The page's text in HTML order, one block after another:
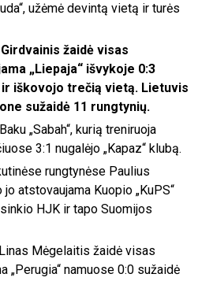
užėmė devintą vietą ir turės
žaidė visas
„Liepaja“ išvykoje 0:3
ir iškovojo trečią vietą. Lietuvis
sužaidė 11 rungtynių.
„Sabah“, kurią treniruoja
3:1 nugalėjo „Kapaz“ klubą.
rungtynėse Paulius
atstovaujama Kuopio „KuPS“
HJK ir tapo Suomijos
Mėgelaitis žaidė visas
„Perugia“ namuose 0:0 sužaidė